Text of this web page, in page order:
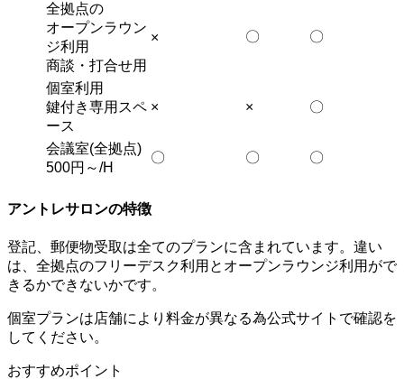
全拠点の
オープンラウン
ジ利用
商談・打合せ用
× 〇 〇
個室利用
鍵付き専用スペ
ース
× × 〇
会議室(全拠点)
500円～/H
〇 〇 〇
アントレサロンの特徴
登記、郵便物受取は全てのプランに含まれています。違い
は、全拠点のフリーデスク利用とオープンラウンジ利用がで
きるかできないかです。
個室プランは店舗により料金が異なる為公式サイトで確認を
してください。
おすすめポイント